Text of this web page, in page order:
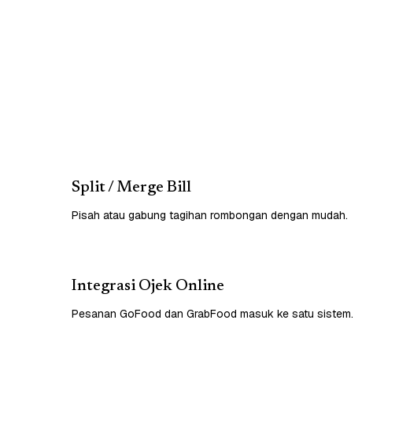
Split / Merge Bill
Pisah atau gabung tagihan rombongan dengan mudah.
Integrasi Ojek Online
Pesanan GoFood dan GrabFood masuk ke satu sistem.